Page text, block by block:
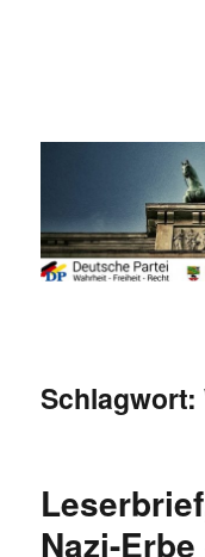
Schlagwort:
Nazi-